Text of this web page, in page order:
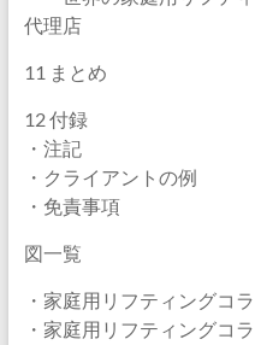
代理店
11 まとめ
12 付録
・注記
・クライアントの例
・免責事項
図一覧
・家庭用リフティングコ
・家庭用リフティングコ